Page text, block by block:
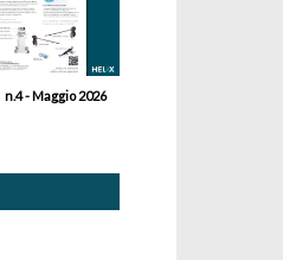
n.4 - Maggio 2026